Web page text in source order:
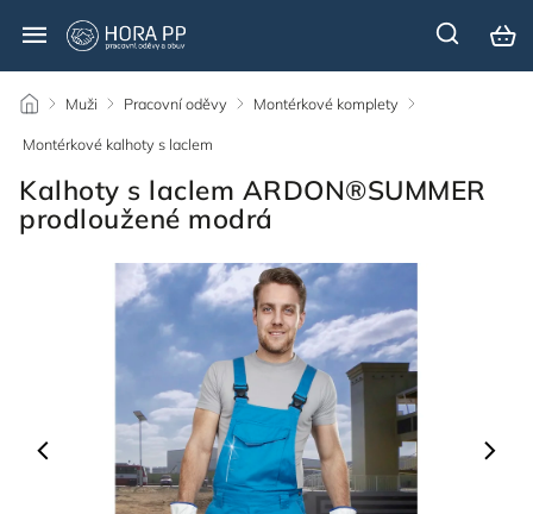
/ Muži / Pracovní oděvy / Montérkové komplety /
Montérkové kalhoty s laclem
Kalhoty s laclem ARDON®SUMMER
prodloužené modrá